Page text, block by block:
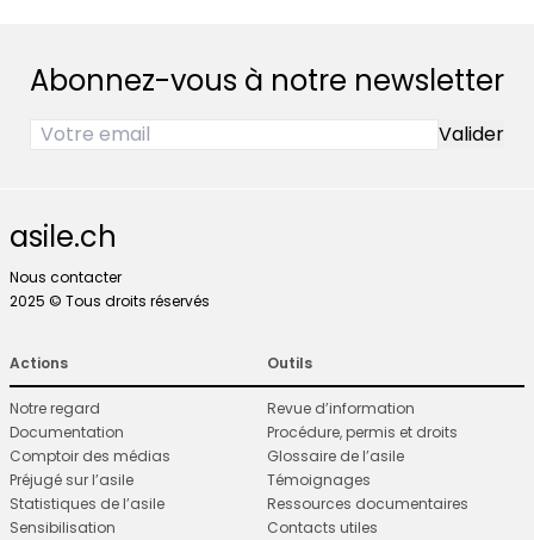
Abonnez-vous à notre newsletter
asile.ch
Nous contacter
2025 © Tous droits réservés
Actions
Notre regard
Documentation
Comptoir des médias
Préjugé sur l’asile
Statistiques de l’asile
Sensibilisation
Outils
Revue d’information
Procédure, permis et droits
Glossaire de l’asile
Témoignages
Ressources documentaires
Contacts utiles